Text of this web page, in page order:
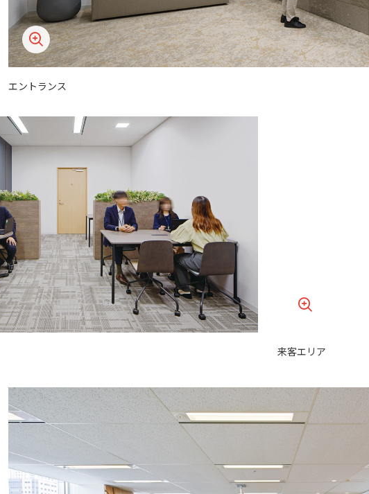
エントランス
来客エリア